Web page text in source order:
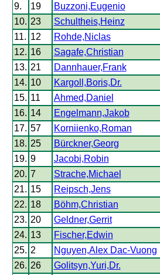
9.
19 Buzzoni,Eugenio
10. 23 Schultheis,Heinz
11. 12 Rohde,Niclas
12. 16 Sagafe,Christian
13. 21 Dannhauer,Frank
14. 10 Kargoll,Boris,Dr.
15. 11 Ahmed,Daniel
16. 14 Engelmann,Jakob
17. 57 Korniienko,Roman
18. 25 Bürckner,Georg
19. 9 Jacobi,Robin
20. 7 Strache,Michael
21. 15 Reipsch,Jens
22. 18 Böhm,Christian
23. 20 Geldner,Gerrit
24. 13 Fischer,Edwin
25. 2 Nguyen,Alex Dac-Vuong
26. 26 Golitsyn,Yuri,Dr.